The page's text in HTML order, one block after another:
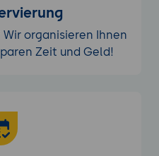
organisieren Ihnen
Zeit und Geld!